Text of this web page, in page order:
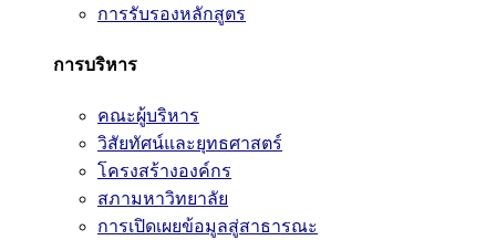
การรับรองหลักสูตร
การบริหาร
คณะผู้บริหาร
วิสัยทัศน์และยุทธศาสตร์
โครงสร้างองค์กร
สภามหาวิทยาลัย
การเปิดเผยข้อมูลสู่สาธารณะ